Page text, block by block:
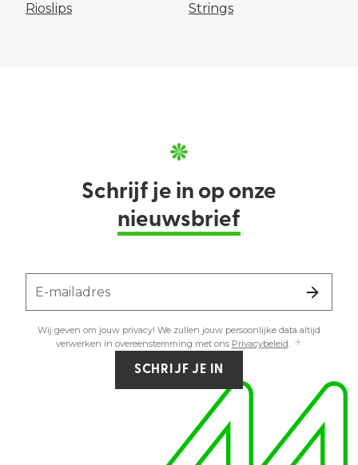
Rioslips Strings
Schrijf je in op onze
nieuwsbrief
E-mailadres
Wij geven om jouw privacy! We zullen jouw persoonlijke data altijd
verwerken in overeenstemming met ons Privacybeleid.
SCHRIJF JE IN